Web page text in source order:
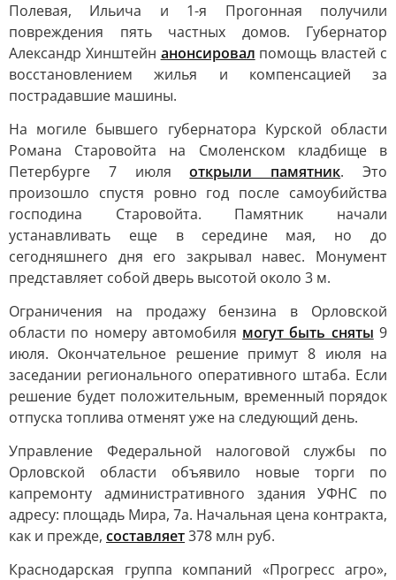
Полевая, Ильича и 1-я Прогонная получили
повреждения пять частных домов. Губернатор
Александр Хинштейн анонсировал помощь властей с
восстановлением жилья и компенсацией за
пострадавшие машины.
На могиле бывшего губернатора Курской области
Романа Старовойта на Смоленском кладбище в
Петербурге 7 июляоткрыли памятник. Это
произошло спустя ровно год после самоубийства
господина Старовойта. Памятник начали
устанавливать еще в середине мая, но до
сегодняшнего дня его закрывал навес. Монумент
представляет собой дверь высотой около 3 м.
Ограничения на продажу бензина в Орловской
области по номеру автомобиля могут быть сняты 9
июля. Окончательное решение примут 8 июля на
заседании регионального оперативного штаба. Если
решение будет положительным, временный порядок
отпуска топлива отменят уже на следующий день.
Управление Федеральной налоговой службы по
Орловской области объявило новые торги по
капремонту административного здания УФНС по
адресу: площадь Мира, 7а. Начальная цена контракта,
как и прежде, составляет378 млн руб.
Краснодарская группа компаний «Прогресс агро»,